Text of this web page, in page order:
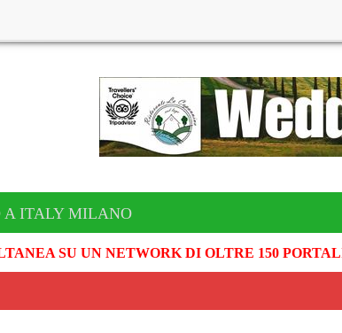
A ITALY MILANO
SU UN NETWORK DI OLTRE 150